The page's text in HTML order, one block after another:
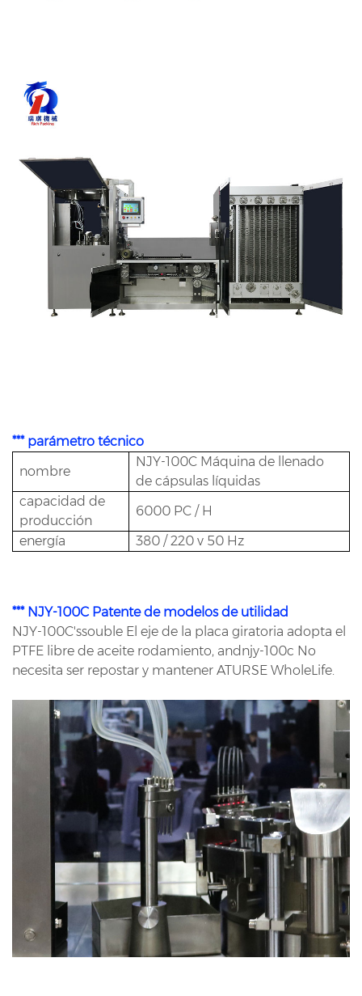
*** parámetro técnico
nombre
NJY-100C Máquina de llenado
de cápsulas líquidas
capacidad de
producción
6000 PC / H
energía
380 / 220 v 50 Hz
*** NJY-100C Patente de modelos de utilidad
NJY-100C'ssouble El eje de la placa giratoria adopta el
PTFE libre de aceite rodamiento, andnjy-100c No
necesita ser repostar y mantener ATURSE WholeLife.